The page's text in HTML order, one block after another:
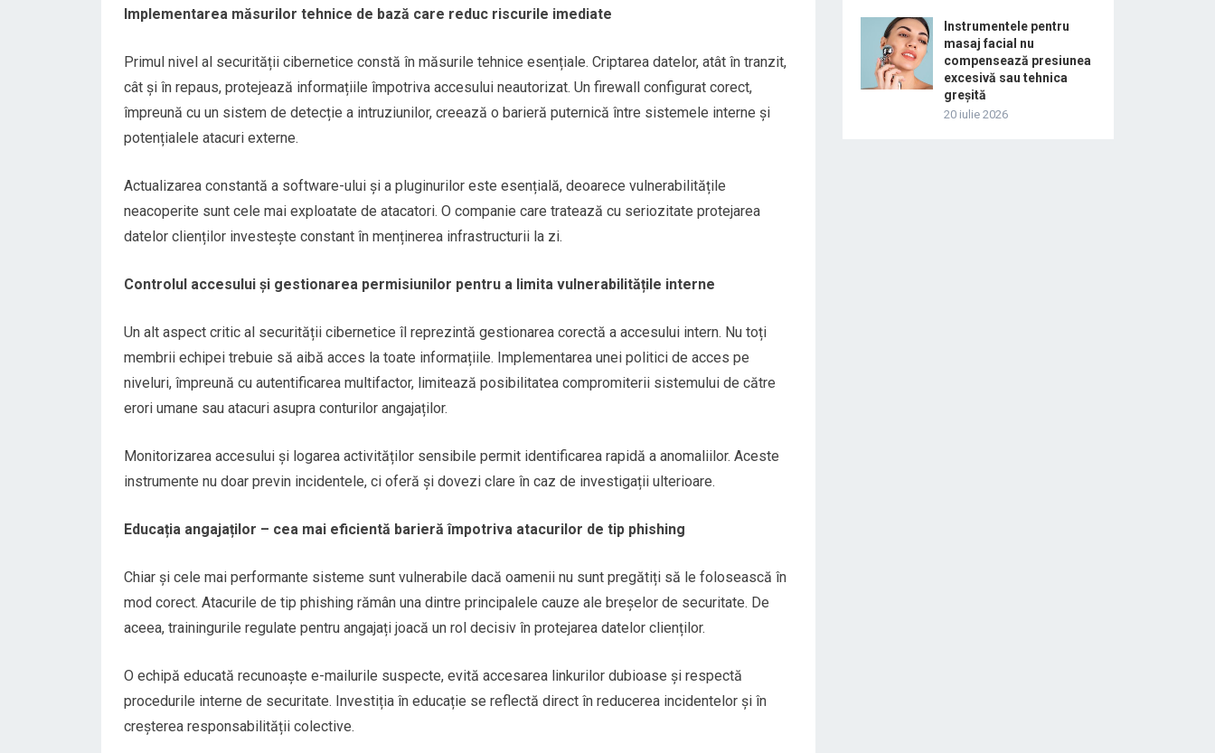
Implementarea măsurilor tehnice de bază care reduc riscurile imediate
Primul nivel al securității cibernetice constă în măsurile tehnice esențiale. Criptarea datelor, atât în tranzit,
cât și în repaus, protejează informațiile împotriva accesului neautorizat. Un firewall configurat corect,
împreună cu un sistem de detecție a intruziunilor, creează o barieră puternică între sistemele interne și
potențialele atacuri externe.
Actualizarea constantă a software-ului și a pluginurilor este esențială, deoarece vulnerabilitățile
neacoperite sunt cele mai exploatate de atacatori. O companie care tratează cu seriozitate protejarea
datelor clienților investește constant în menținerea infrastructurii la zi.
Controlul accesului și gestionarea permisiunilor pentru a limita vulnerabilitățile interne
Un alt aspect critic al securității cibernetice îl reprezintă gestionarea corectă a accesului intern. Nu toți
membrii echipei trebuie să aibă acces la toate informațiile. Implementarea unei politici de acces pe
niveluri, împreună cu autentificarea multifactor, limitează posibilitatea compromiterii sistemului de către
erori umane sau atacuri asupra conturilor angajaților.
Monitorizarea accesului și logarea activităților sensibile permit identificarea rapidă a anomaliilor. Aceste
instrumente nu doar previn incidentele, ci oferă și dovezi clare în caz de investigații ulterioare.
Educația angajaților – cea mai eficientă barieră împotriva atacurilor de tip phishing
Chiar și cele mai performante sisteme sunt vulnerabile dacă oamenii nu sunt pregătiți să le folosească în
mod corect. Atacurile de tip phishing rămân una dintre principalele cauze ale breșelor de securitate. De
aceea, trainingurile regulate pentru angajați joacă un rol decisiv în protejarea datelor clienților.
O echipă educată recunoaște e-mailurile suspecte, evită accesarea linkurilor dubioase și respectă
procedurile interne de securitate. Investiția în educație se reflectă direct în reducerea incidentelor și în
creșterea responsabilității colective.
Instrumentele pentru
masaj facial nu
compensează presiunea
excesivă sau tehnica
greșită
20 iulie 2026